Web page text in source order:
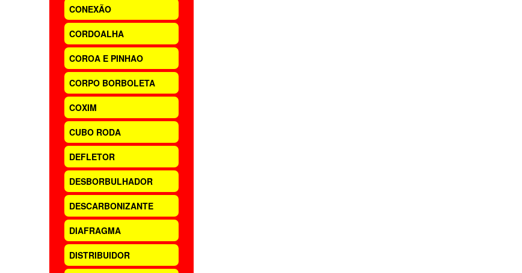
CONEXÃO
CORDOALHA
COROA E PINHAO
CORPO BORBOLETA
COXIM
CUBO RODA
DEFLETOR
DESBORBULHADOR
DESCARBONIZANTE
DIAFRAGMA
DISTRIBUIDOR